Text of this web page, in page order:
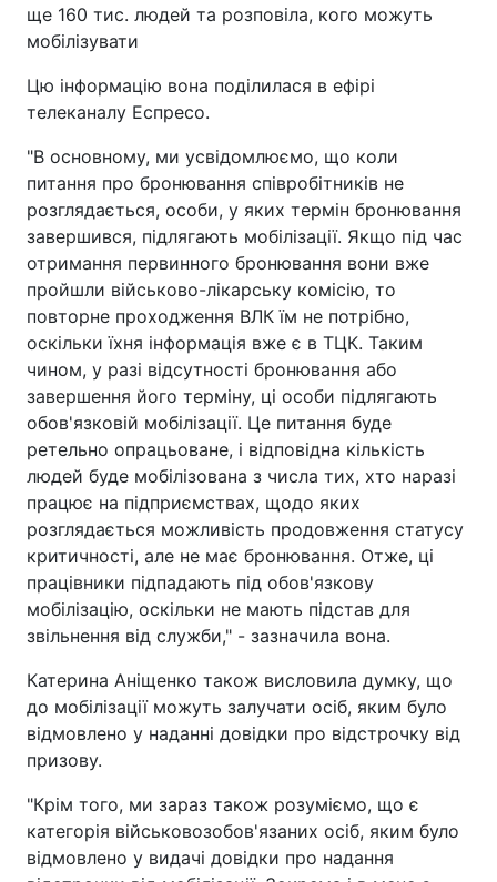
ще 160 тис. людей та розповіла, кого можуть
мобілізувати
Цю інформацію вона поділилася в ефірі
телеканалу Еспресо.
"В основному, ми усвідомлюємо, що коли
питання про бронювання співробітників не
розглядається, особи, у яких термін бронювання
завершився, підлягають мобілізації. Якщо під час
отримання первинного бронювання вони вже
пройшли військово-лікарську комісію, то
повторне проходження ВЛК їм не потрібно,
оскільки їхня інформація вже є в ТЦК. Таким
чином, у разі відсутності бронювання або
завершення його терміну, ці особи підлягають
обов'язковій мобілізації. Це питання буде
ретельно опрацьоване, і відповідна кількість
людей буде мобілізована з числа тих, хто наразі
працює на підприємствах, щодо яких
розглядається можливість продовження статусу
критичності, але не має бронювання. Отже, ці
працівники підпадають під обов'язкову
мобілізацію, оскільки не мають підстав для
звільнення від служби," - зазначила вона.
Катерина Аніщенко також висловила думку, що
до мобілізації можуть залучати осіб, яким було
відмовлено у наданні довідки про відстрочку від
призову.
"Крім того, ми зараз також розуміємо, що є
категорія військовозобов'язаних осіб, яким було
відмовлено у видачі довідки про надання